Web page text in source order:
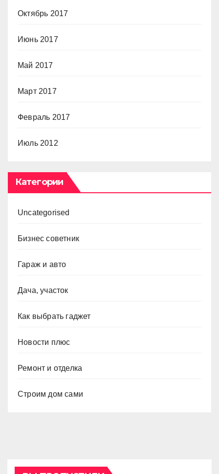
Октябрь 2017
Июнь 2017
Май 2017
Март 2017
Февраль 2017
Июль 2012
Категории
Uncategorised
Бизнес советник
Гараж и авто
Дача, участок
Как выбрать гаджет
Новости плюс
Ремонт и отделка
Строим дом сами